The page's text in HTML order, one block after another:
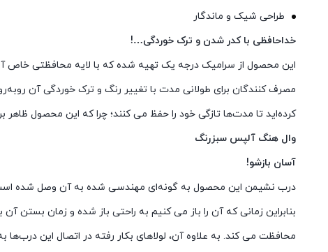
طراحی شیک و ماندگار
خداحافظی با کدر شدن و ترک خوردگی…!
این محصول از سرامیک‌ درجه یک تهیه شده که با لایه‌ محافظتی خاص
مصرف کنندگان برای طولانی مدت با تغییر رنگ و ترک خوردگی آن
کرده‌اید تا مدت‌ها تازگی خود را حفظ می کنند؛ چرا که این محصول ظاهر
وال هنگ آلپس سبزرنگ
آسان بازشو!
درب نشیمن این محصول به گونه‌ای مهندسی شده به آن وصل شده است
بنابراین زمانی که آن را باز می کنیم به راحتی باز شده و زمان
محافظت می کند. به علاوه آن، لولاهای بکار رفته در اتصال این